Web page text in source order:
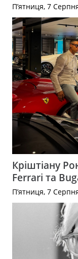
П’ятниця, 7
Кріштіану
Ferrari та
П’ятниця, 7